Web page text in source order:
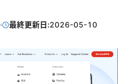
· 最終更新日:2026-05-10